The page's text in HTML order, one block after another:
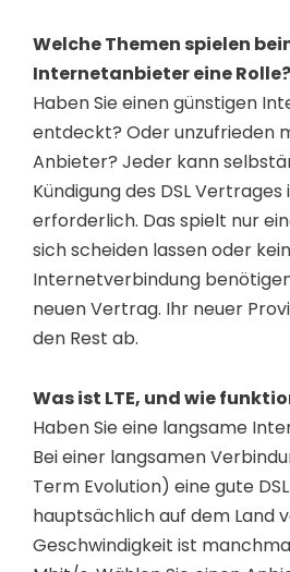
Welche Themen spielen
Internetanbieter eine Rolle?
Haben Sie einen günstigen
entdeckt? Oder unzufrieden
Anbieter? Jeder kann
Kündigung des DSL
erforderlich. Das spielt nur
sich scheiden lassen oder
Internetverbindung
neuen Vertrag. Ihr neuer
den Rest ab.
Was ist LTE, und wie
Haben Sie eine langsame
Bei einer langsamen
Term Evolution) eine gute
hauptsächlich auf dem Land
Geschwindigkeit ist